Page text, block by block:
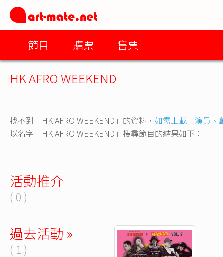
節目 購票 售票
HK AFRO WEEKEND
找不到「HK AFRO WEEKEND」的資料， 如需上載「演員、
以名字「HK AFRO WEEKEND」搜尋節目的結果如下：
活動推介
( 0 )
過去活動 »
( 1 )